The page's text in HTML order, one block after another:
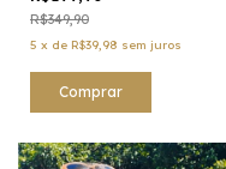
R$349,90
5 x de R$39,98 sem juros
Comprar